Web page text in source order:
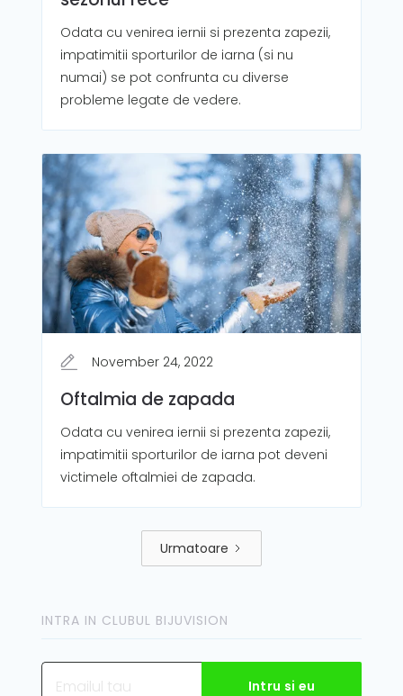
Odata cu venirea iernii si prezenta zapezii,
impatimitii sporturilor de iarna (si nu
numai) se pot confrunta cu diverse
probleme legate de vedere.
November 24, 2022
Oftalmia de zapada
Odata cu venirea iernii si prezenta zapezii,
impatimitii sporturilor de iarna pot deveni
victimele oftalmiei de zapada.
Urmatoare
INTRA IN CLUBUL BIJUVISION